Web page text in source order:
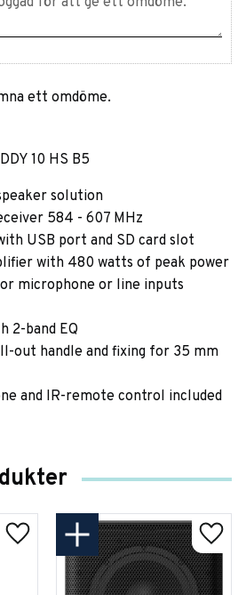
ett omdöme.
10 HS B5
solution
584 - 607 MHz
USB port and SD card slot
with 480 watts of peak power
microphone or line inputs
2-band EQ
out handle and fixing for 35 mm
and IR-remote control included